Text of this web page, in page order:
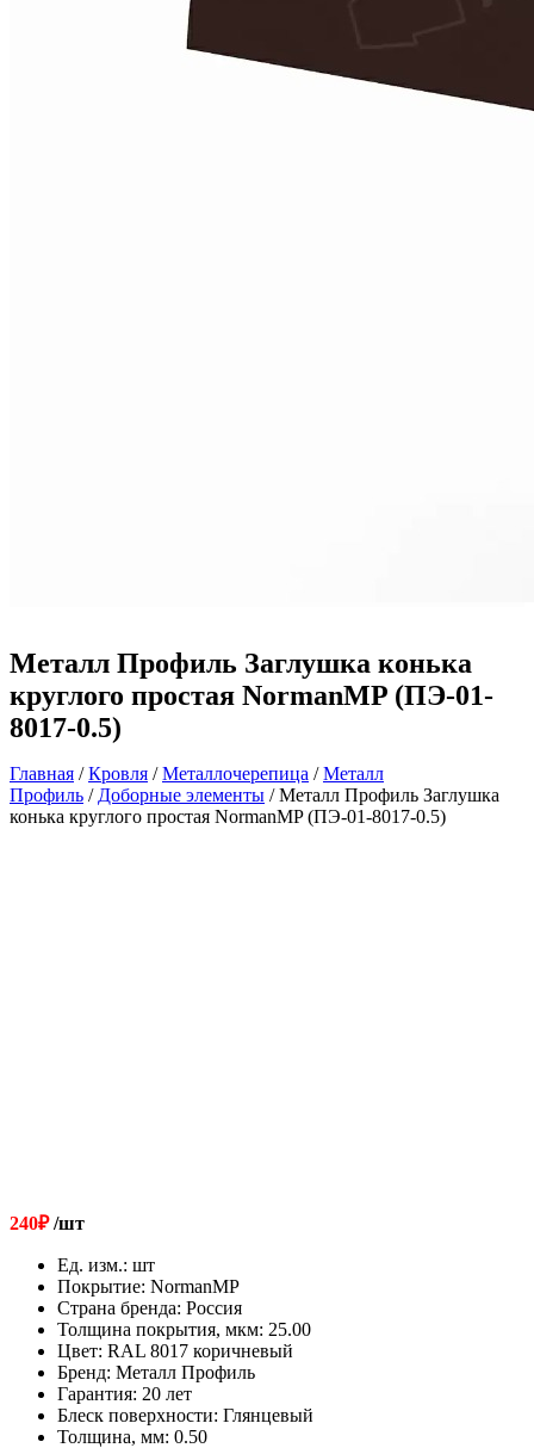
Металл Профиль Заглушка конька
круглого простая NormanMP (ПЭ-01-
8017-0.5)
Главная /Кровля /Металлочерепица /Металл
Профиль / Доборные элементы / Металл Профиль Заглушка
конька круглого простая NormanMP (ПЭ-01-8017-0.5)
240₽/шт
Ед. изм.: шт
Покрытие: NormanMP
Страна бренда: Россия
Толщина покрытия, мкм: 25.00
Цвет: RAL 8017 коричневый
Бренд: Металл Профиль
Гарантия: 20 лет
Блеск поверхности: Глянцевый
Толщина, мм: 0.50